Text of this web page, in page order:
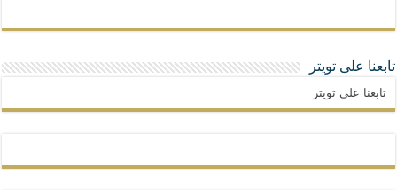
تابعنا على تويتر
تابعنا على تويتر